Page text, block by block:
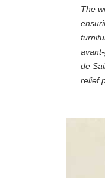
The
de
relief